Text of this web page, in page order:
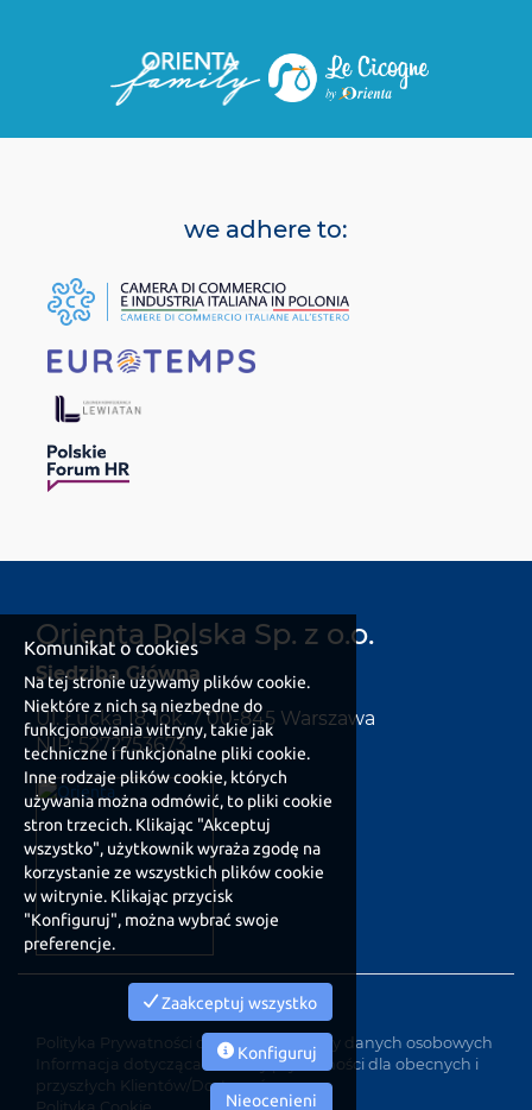
we adhere to:
Orienta Polska Sp. z o.o.
Siedziba Główna
Ul. Łucka 18, lok. 7 00-845 Warszawa
NIP: 5272753673
Polityka Prywatności dotycząca ochrony danych osobowych
Informacja dotycząca ochrony prywatności dla obecnych i
przyszłych Klientów/Dostawców
Komunikat o cookies
Na tej stronie używamy plików cookie.
Niektóre z nich są niezbędne do
funkcjonowania witryny, takie jak
techniczne i funkcjonalne pliki cookie.
Inne rodzaje plików cookie, których
używania można odmówić, to pliki cookie
stron trzecich. Klikając "Akceptuj
wszystko", użytkownik wyraża zgodę na
korzystanie ze wszystkich plików cookie
w witrynie. Klikając przycisk
"Konfiguruj", można wybrać swoje
preferencje.
Zaakceptuj wszystko
Konfiguruj
Nieocenieni